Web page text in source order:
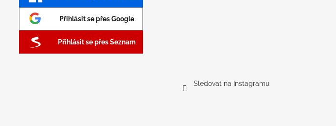
Přihlásit se přes Google
Přihlásit se přes Seznam
Sledovat na Instagramu